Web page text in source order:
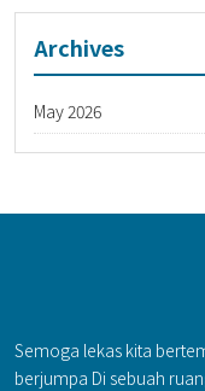
Archives
May 2026
Semoga lekas kita
berjumpa Di sebuah